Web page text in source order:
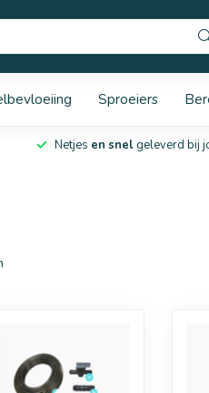
Sproeiers
Netjes en snelgeleverd bij